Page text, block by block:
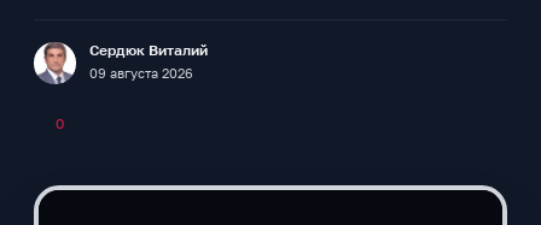
F Сердюк Виталий
09 августа 2026
0